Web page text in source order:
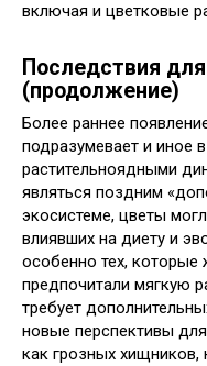
включая и цветковые
Последствия
(продолжение)
Более раннее
подразумевает и иное
растительноядными
являться поздним
экосистеме, цветы
влиявших на диету и
особенно тех,
предпочитали мягкую
требует
новые перспективы
как грозных хищников,